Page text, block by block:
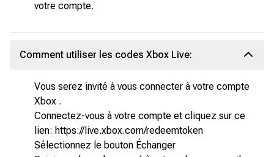
votre compte.
Comment utiliser les codes Xbox Live:
Vous serez invité à vous connecter à votre compte
Xbox .
Connectez-vous à votre compte et cliquez sur ce
lien: https://live.xbox.com/redeemtoken
Sélectionnez le bouton Échanger